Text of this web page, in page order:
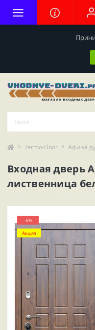
Termo-Door Афина
Входная дверь
лиственница
-5%
Акция